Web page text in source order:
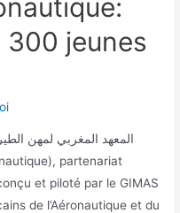
300 jeunes
partenariat
et piloté par le GIMAS
de l’Aéronautique et du